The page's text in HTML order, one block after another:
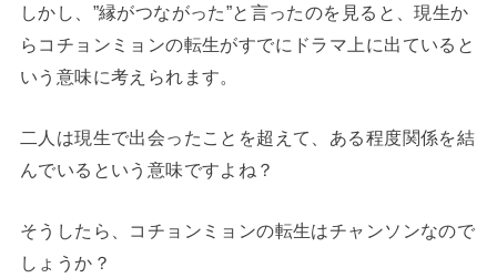
しかし、”縁がつながった”と言ったのを見ると、現生か
らコチョンミョンの転生がすでにドラマ上に出ていると
いう意味に考えられます。
二人は現生で出会ったことを超えて、ある程度関係を結
んでいるという意味ですよね？
そうしたら、コチョンミョンの転生はチャンソンなので
しょうか？